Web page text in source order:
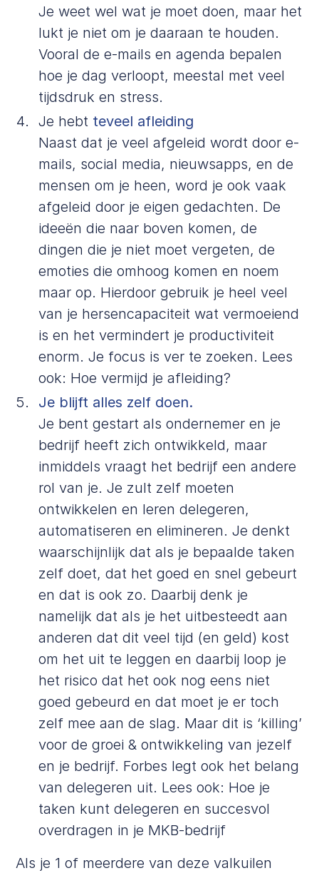
Je weet wel wat je moet doen, maar het
lukt je niet om je daaraan te houden.
Vooral de e-mails en agenda bepalen
hoe je dag verloopt, meestal met veel
tijdsdruk en stress.
Je hebt teveel afleiding
Naast dat je veel afgeleid wordt door e-
mails, social media, nieuwsapps, en de
mensen om je heen, word je ook vaak
afgeleid door je eigen gedachten. De
ideeën die naar boven komen, de
dingen die je niet moet vergeten, de
emoties die omhoog komen en noem
maar op. Hierdoor gebruik je heel veel
van je hersencapaciteit wat vermoeiend
is en het vermindert je productiviteit
enorm. Je focus is ver te zoeken. Lees
ook: Hoe vermijd je afleiding?
Je blijft alles zelf doen.
Je bent gestart als ondernemer en je
bedrijf heeft zich ontwikkeld, maar
inmiddels vraagt het bedrijf een andere
rol van je. Je zult zelf moeten
ontwikkelen en leren delegeren,
automatiseren en elimineren. Je denkt
waarschijnlijk dat als je bepaalde taken
zelf doet, dat het goed en snel gebeurt
en dat is ook zo. Daarbij denk je
namelijk dat als je het uitbesteedt aan
anderen dat dit veel tijd (en geld) kost
om het uit te leggen en daarbij loop je
het risico dat het ook nog eens niet
goed gebeurd en dat moet je er toch
zelf mee aan de slag. Maar dit is ‘killing’
voor de groei & ontwikkeling van jezelf
en je bedrijf. Forbes legt ook het belang
van delegeren uit. Lees ook: Hoe je
taken kunt delegeren en succesvol
overdragen in je MKB-bedrijf
Als je 1 of meerdere van deze valkuilen